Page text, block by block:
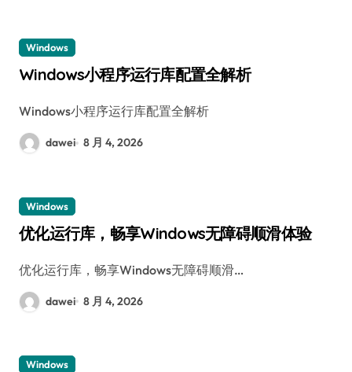
Windows
Windows小程序运行库配置全解析
Windows小程序运行库配置全解析
dawei 8 月 4, 2026
Windows
优化运行库，畅享Windows无障碍顺滑体验
优化运行库，畅享Windows无障碍顺滑…
dawei 8 月 4, 2026
Windows